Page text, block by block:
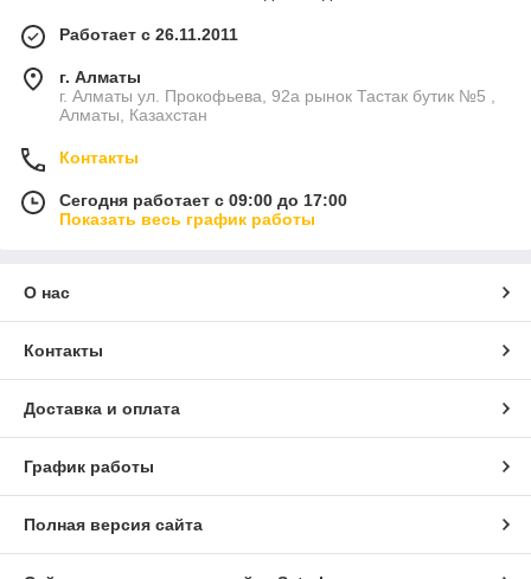
Работает с 26.11.2011
г. Алматы
г. Алматы ул. Прокофьева, 92а рынок Тастак бутик №5 ,
Алматы, Казахстан
Контакты
Сегодня работает с 09:00 до 17:00
Показать весь график работы
О нас
Контакты
Доставка и оплата
График работы
Полная версия сайта